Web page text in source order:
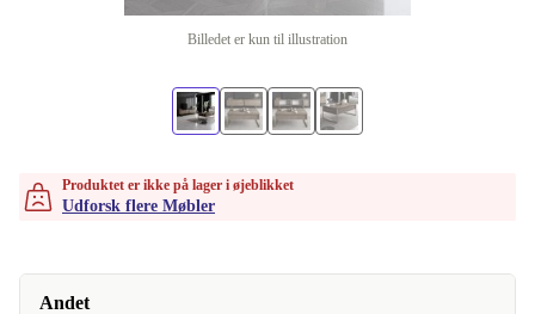
Billedet er kun til illustration
Produktet er ikke på lager i øjeblikket
Udforsk flere Møbler
Andet